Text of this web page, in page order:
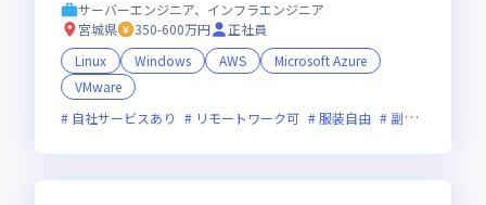
サーバーエンジニア、インフラエンジニア
宮城県
350-600万円
正社員
Linux
Windows AWS
Microsoft Azure
VMware
自社サービスあり
リモートワーク可 服装自由 副業可